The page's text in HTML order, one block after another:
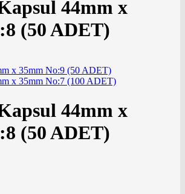
44mm x
(50 ADET)
x 35mm No:9 (50 ADET)
x 35mm No:7 (100 ADET)
44mm x
(50 ADET)